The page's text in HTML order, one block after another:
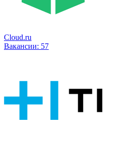
Cloud.ru
Вакансии: 57